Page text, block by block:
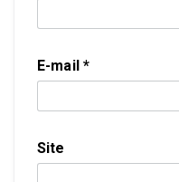
E-mail*
Site